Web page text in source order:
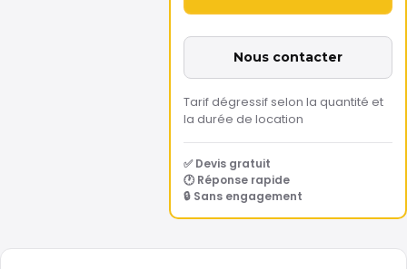
Nous contacter
Tarif dégressif selon la quantité et
la durée de location
✅ Devis gratuit
🕐 Réponse rapide
🔒 Sans engagement